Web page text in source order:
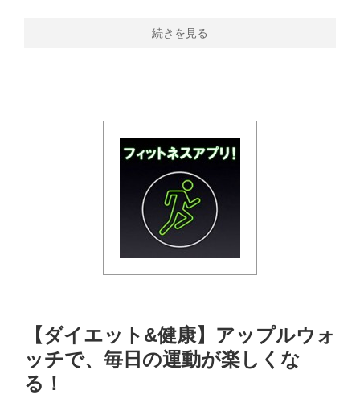
続きを見る
【ダイエット&健康】アップルウォ
ッチで、毎日の運動が楽しくな
る！